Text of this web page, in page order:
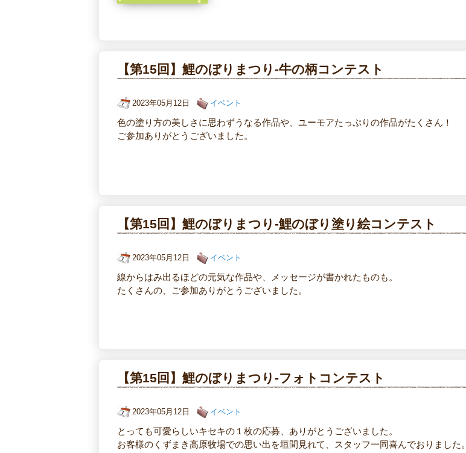
【第15回】鯉のぼりまつり-牛の柄コンテスト
2023年05月12日 イベント
色の塗り方の美しさに思わずうなる作品や、ユーモアたっぷりの作品がたくさん！
ご参加ありがとうございました。
【第15回】鯉のぼりまつり-鯉のぼり塗り絵コンテスト
2023年05月12日 イベント
線からはみ出るほどの元気な作品や、メッセージが書かれたものも。
たくさんの、ご参加ありがとうございました。
【第15回】鯉のぼりまつり-フォトコンテスト
2023年05月12日 イベント
とっても可愛らしいキセキの１枚の応募、ありがとうございました。
お客様のくずまき高原牧場での思い出を垣間見れて、スタッフ一同喜んでおりました。